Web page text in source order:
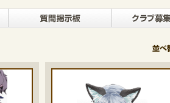
自由掲示板> 質問掲示板